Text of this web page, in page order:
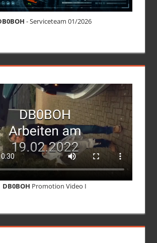
- Serviceteam 01/2026
DB0BOH Promotion Video I